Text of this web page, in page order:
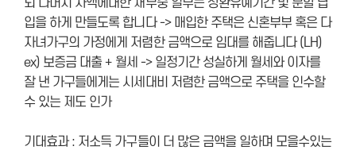
되 나머지 차액에대한 채무중 일부는 상환유예기간 및 분할 납
입을 하게 만들도록 합니다 -> 매입한 주택은 신혼부부 혹은 다
자녀가구의 가정에게 저렴한 금액으로 임대를 해줍니다 (LH)
ex) 보증금 대출 + 월세 -> 일정기간 성실하게 월세와 이자를
잘 낸 가구들에게는 시세대비 저렴한 금액으로 주택을 인수할
수 있는 제도 인가
기대효과 : 저소득 가구들이 더 많은 금액을 일하며 모을수있는